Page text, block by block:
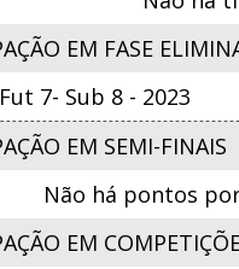
EM FASE
7- Sub 8 - 2023
EM SEMI-FINAIS
Não há pontos
EM